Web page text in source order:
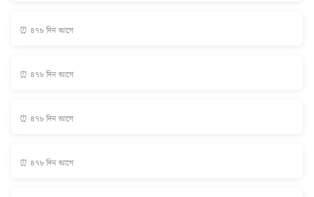
⏰ ৪৭৮ দিন আগে
⏰ ৪৭৮ দিন আগে
⏰ ৪৭৮ দিন আগে
⏰ ৪৭৮ দিন আগে